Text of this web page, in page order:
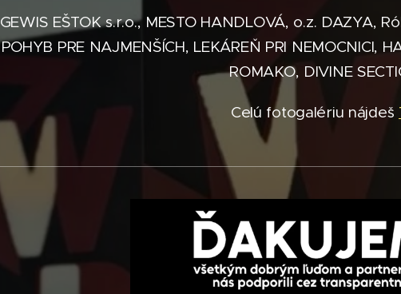
GEWIS EŠTOK s.r.o., MESTO HANDLOVÁ, o.z. DAZYA,
POHYB PRE NAJMENŠÍCH, LEKÁREŇ PRI NEMOCNICI,
ROMAKO, DIVINE
Celú fotogalériu nájdeš